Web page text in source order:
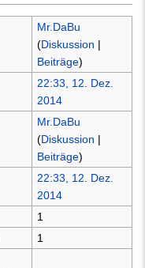
Mr.DaBu
(Diskussion |
Beiträge)
22:33, 12. Dez.
2014
Mr.DaBu
(Diskussion |
Beiträge)
22:33, 12. Dez.
2014
1
1